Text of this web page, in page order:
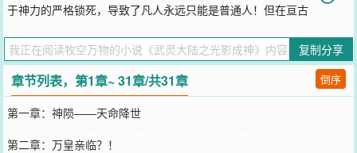
于神力的严格锁死，导致了凡人永远只能是普通人！但在亘古
连龙神界上的建筑也因为这次的入侵被摧毁了七成以上！最后，引导
这场外来入侵的主谋被创世元龙给封印，但自己也付出了极大的代
价！后世的人们将这场事件称为“神陨”，而也正是因为神陨事件，神
力化作了稀散的灵力流入到了凡界！从那时开始，普通的动植物发生
了进化，凡人亦可成神！武灵时代就此开启！
您要是觉得《武灵大陆之光影成神
和微博微信里的朋友推荐哦！
复制分享
章节列表，第1章~ 31章/共31章 倒序
第一章：神陨——天命降世
第二章：万皇亲临？！